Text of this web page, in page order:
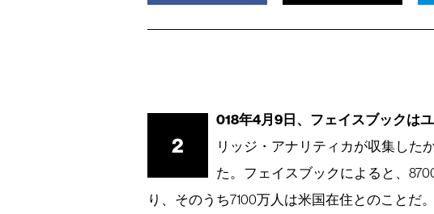
2
018年4月9日、フェイスブックは
リッジ・アナリティカが収集した
た。フェイスブックによると、
り、そのうち7100万人は米国在住とのことだ